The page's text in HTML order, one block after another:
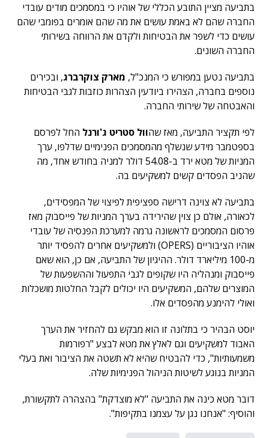
בתביעה מציין התובע הכללי של אוהיו כי במסמכים מודים עובדי
החברה שהם לא באמת עושים את מה שהם אומרים בפומבי שהם
עושים כדי לשפר את הבטיחות ולקדם את הרווחה בשירותי
החברה השונים.
בתביעה נטען במפורש כי המנכ"ל, מארק צוקרברג, ובכירים
נוספים בחברה, הצהירו ביודעין הצהרות כוזבות לגבי הבטיחות
והאבטחה של שירותי החברה.
לפי תקציר התביעה, מאז שהוול סטריט ג'ורנל החל לפרסם
בספטמבר מידע שנשלף מהמסמכים הפנימיים שדלפו, ערך
המניות של מטא ירד ב-54.08 דולר למניה בחודש אחד, מה
שהניב הפסדים קשים למשקיעים בה.
בתביעה לא צוינה דרישה ספציפית לפיצוי של המפסידים,
לכאורה, אולם כן צוין שהירידה בערך המניות של פייסבוק מאז
פרסום המסמכים לראשונה גרמה למערכת הפנסיה של עובדי
אוהיו הציבוריים (OPERS) ולמשקיעים אחרים להפסיד יותר
מ-100 מיליארד דולר. ההיגיון של התביעה, אם כן, הוא שאם
פייסבוק ומנהליה היו שקופים לגבי התפעול וההשפעות של
המוצרים שלהם, המשקיעים היו יכולים לקבל החלטות מושכלות
ואולי להימנע מהפסדים אלו.
יוסט הבהיר כי בתלונה זו הוא מבקש גם להחזיר את הערך
האבוד למשקיעים וגם לאלץ את מטא לבצע "רפורמות
משמעותיות", כדי להבטיח שהיא לא תשטה את הציבור ואת בעלי
המניות בנוגע לשיטות הניהול הפנימיות שלה.
דובר מטא כינה את התביעה "לא מוצדקת" בהצהרה לתקשורת,
והוסיף: "אנחנו נגן על עצמנו בתקיפות".